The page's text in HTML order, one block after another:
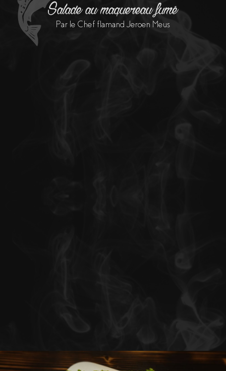
Salade au maquereau fumé
Par le Chef flamand Jeroen Meus